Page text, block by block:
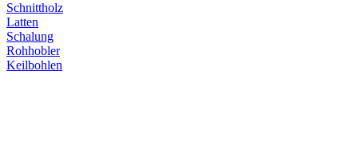
Schnittholz
Latten
Schalung
Rohhobler
Keilbohlen